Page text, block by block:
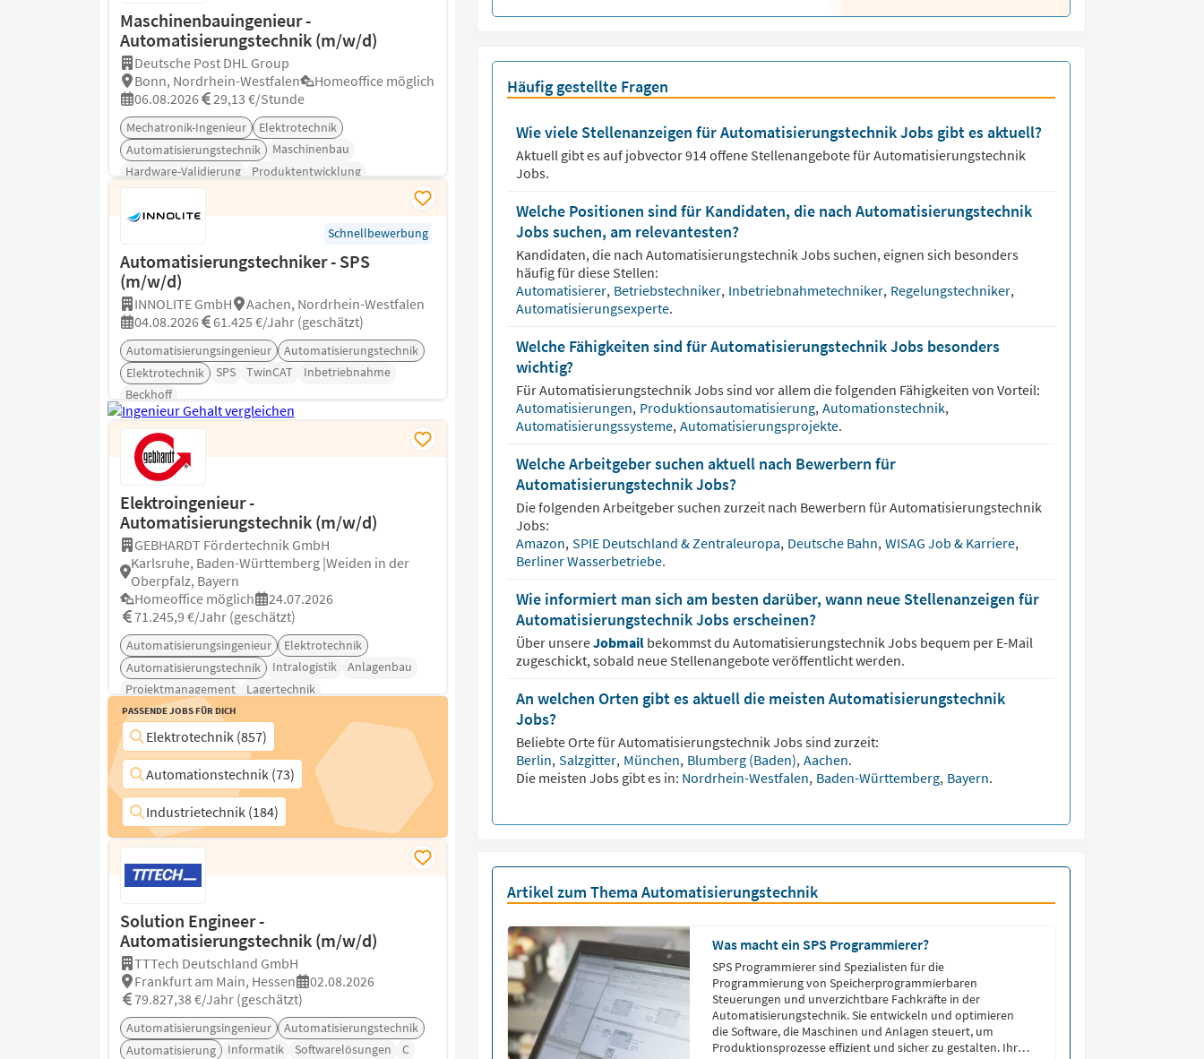
Maschinenbauingenieur -
Automatisierungstechnik (m/w/d)
Deutsche Post DHL Group
Bonn, Nordrhein-Westfalen
Homeoffice möglich
06.08.2026
29,13 €/Stunde
Mechatronik-Ingenieur
Elektrotechnik
Automatisierungstechnik
Maschinenbau
Hardware-Validierung
Produktentwicklung
Schnellbewerbung
Automatisierungstechniker - SPS
(m/w/d)
INNOLITE GmbH
Aachen, Nordrhein-Westfalen
04.08.2026
61.425 €/Jahr (geschätzt)
Automatisierungsingenieur
Automatisierungstechnik
Elektrotechnik
SPS TwinCAT
Inbetriebnahme
Beckhoff
Elektroingenieur -
Automatisierungstechnik (m/w/d)
GEBHARDT Fördertechnik GmbH
Karlsruhe, Baden-Württemberg |Weiden in der
Oberpfalz, Bayern
Homeoffice möglich
24.07.2026
71.245,9 €/Jahr (geschätzt)
Automatisierungsingenieur
Elektrotechnik
Automatisierungstechnik
Intralogistik
Anlagenbau
Projektmanagement
Lagertechnik
Passende Jobs für Dich
Elektrotechnik (857)
Automationstechnik (73)
Industrietechnik (184)
Solution Engineer -
Automatisierungstechnik (m/w/d)
TTTech Deutschland GmbH
Frankfurt am Main, Hessen
02.08.2026
79.827,38 €/Jahr (geschätzt)
Automatisierungsingenieur
Automatisierungstechnik
Automatisierung
Informatik Softwarelösungen
C
Häufig gestellte Fragen
Wie viele Stellenanzeigen für Automatisierungstechnik Jobs gibt es aktuell?
Aktuell gibt es auf jobvector914offene Stellenangebote fürAutomatisierungstechnik
Jobs.
Welche Positionen sind für Kandidaten, die nach Automatisierungstechnik
Jobs suchen, am relevantesten?
Kandidaten, die nach AutomatisierungstechnikJobs suchen, eignen sich besonders
häufig für diese Stellen:
Automatisierer, Betriebstechniker, Inbetriebnahmetechniker, Regelungstechniker,
Automatisierungsexperte.
Welche Fähigkeiten sind für Automatisierungstechnik Jobs besonders
wichtig?
FürAutomatisierungstechnikJobs sind vor allem die folgenden Fähigkeiten von Vorteil:
Automatisierungen, Produktionsautomatisierung, Automationstechnik,
Automatisierungssysteme, Automatisierungsprojekte.
Welche Arbeitgeber suchen aktuell nach Bewerbern für
Automatisierungstechnik Jobs?
Die folgenden Arbeitgeber suchen zurzeit nach Bewerbern fürAutomatisierungstechnik
Jobs:
Amazon, SPIE Deutschland & Zentraleuropa, Deutsche Bahn, WISAG Job & Karriere,
Berliner Wasserbetriebe.
Wie informiert man sich am besten darüber, wann neue Stellenanzeigen für
Automatisierungstechnik Jobs erscheinen?
Über unsereJobmail bekommst du AutomatisierungstechnikJobs bequem per E-Mail
zugeschickt, sobald neue Stellenangebote veröffentlicht werden.
An welchen Orten gibt es aktuell die meisten Automatisierungstechnik
Jobs?
Beliebte Orte fürAutomatisierungstechnikJobs sind zurzeit:
Berlin, Salzgitter, München, Blumberg (Baden), Aachen.
Die meisten Jobs gibt es in: Nordrhein-Westfalen, Baden-Württemberg, Bayern.
Artikel zum Thema Automatisierungstechnik
Was macht ein SPS Programmierer?
SPS Programmierer sind Spezialisten für die
Programmierung von Speicherprogrammierbaren
Steuerungen und unverzichtbare Fachkräfte in der
Automatisierungstechnik. Sie entwickeln und optimieren
die Software, die Maschinen und Anlagen steuert, um
Produktionsprozesse effizient und sicher zu gestalten. Ihr